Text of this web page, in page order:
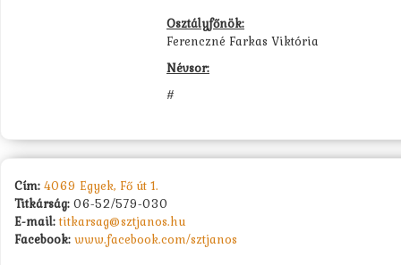
Osztályfőnök:
Ferenczné Farkas Viktória
Névsor:
#
Cím: 4069 Egyek, Fő út 1.
Titkárság: 06-52/579-030
E-mail: titkarsag@sztjanos.hu
Facebook: www.facebook.com/sztjanos